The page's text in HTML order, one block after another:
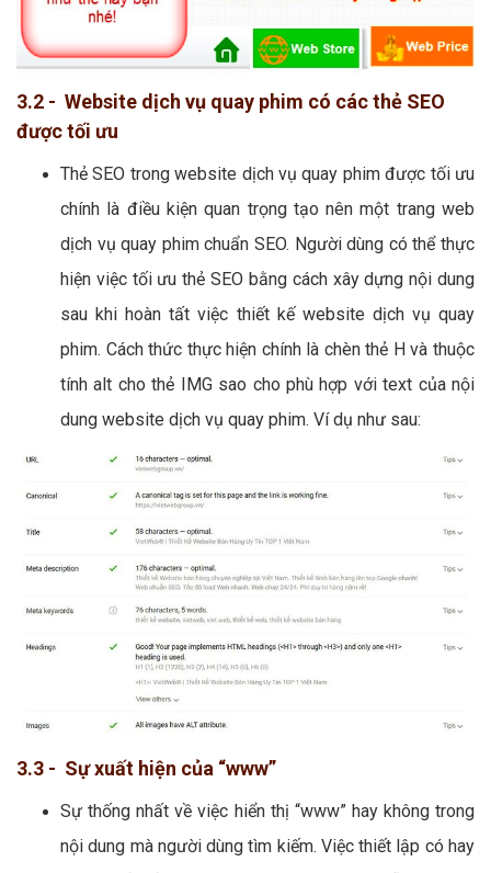
3.2 - Website dịch vụ quay phim có các thẻ SEO
được tối ưu
Thẻ SEO trong website dịch vụ quay phim được tối ưu
chính là điều kiện quan trọng tạo nên một trang web
dịch vụ quay phim chuẩn SEO. Người dùng có thể thực
hiện việc tối ưu thẻ SEO bằng cách xây dựng nội dung
sau khi hoàn tất việc thiết kế website dịch vụ quay
phim. Cách thức thực hiện chính là chèn thẻ H và thuộc
tính alt cho thẻ IMG sao cho phù hợp với text của nội
dung website dịch vụ quay phim. Ví dụ như sau:
3.3 - Sự xuất hiện của “www”
Sự thống nhất về việc hiển thị “www” hay không trong
nội dung mà người dùng tìm kiếm. Việc thiết lập có hay